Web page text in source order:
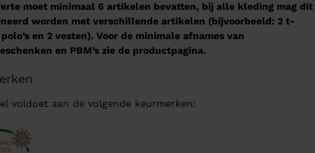
moet minimaal 6 artikelen bevatten, bij alle kleding mag dit
worden met verschillende artikelen (bijvoorbeeld: 2 t-
en 2 vesten). Voor de minimale afnames van
en PBM’s zie de productpagina.
voldoet aan de volgende keurmerken: